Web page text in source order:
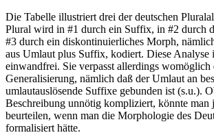
Die Tabelle illustriert drei der deutschen
Plural wird in #1 durch ein Suffix, in #2 durch
#3 durch ein diskontinuierliches Morph,
aus Umlaut plus Suffix, kodiert. Diese Analyse
einwandfrei. Sie verpasst allerdings womöglich
Generalisierung, nämlich daß der Umlaut an
umlautauslösende Suffixe gebunden ist (s.u.).
Beschreibung unnötig kompliziert, könnte man
beurteilen, wenn man die Morphologie des
formalisiert hätte.